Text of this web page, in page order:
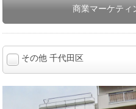
商業マーケティ
その他 千代田区